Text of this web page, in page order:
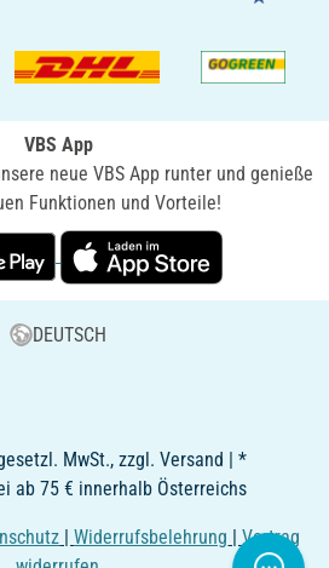
VBS App
neue VBS App runter und genieße
Funktionen und Vorteile!
DEUTSCH
MwSt., zzgl. Versand | *
ab 75 € innerhalb Österreichs
|Widerrufsbelehrung |Vertrag